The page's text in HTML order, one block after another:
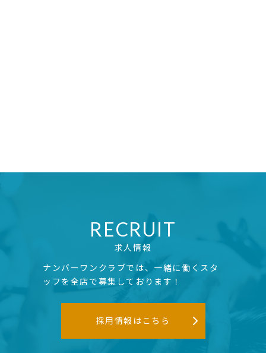
RECRUIT
求人情報
ナンバーワンクラブでは、一緒に働くスタ
ッフを全店で募集しております！
採用情報はこちら